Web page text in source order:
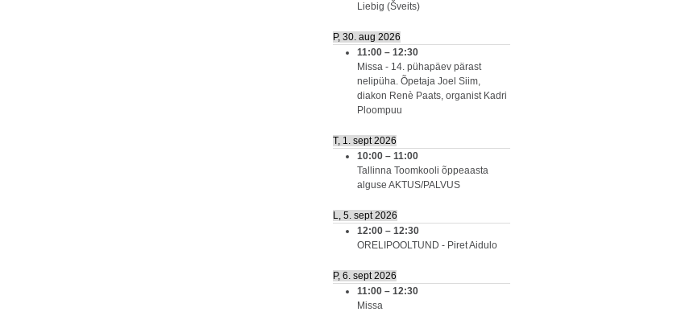
Liebig (Šveits)
P, 30. aug 2026
11:00 – 12:30
Missa - 14. pühapäev pärast
nelipüha. Õpetaja Joel Siim,
diakon Renè Paats, organist Kadri
Ploompuu
T, 1. sept 2026
10:00 – 11:00
Tallinna Toomkooli õppeaasta
alguse AKTUS/PALVUS
L, 5. sept 2026
12:00 – 12:30
ORELIPOOLTUND - Piret Aidulo
P, 6. sept 2026
11:00 – 12:30
Missa